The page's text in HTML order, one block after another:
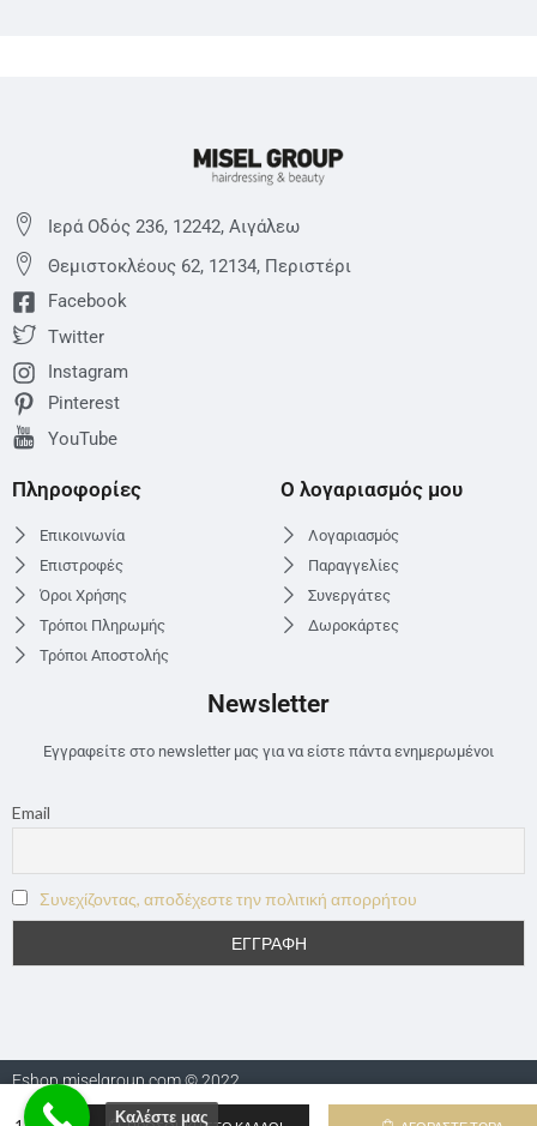
Ιερά Οδός 236, 12242, Αιγάλεω
Θεμιστoκλέους 62, 12134, Περιστέρι
Facebook
Twitter
Instagram
Pinterest
YouTube
Πληροφορίες
Επικοινωνία
Επιστροφές
Όροι Χρήσης
Τρόποι Πληρωμής
Τρόποι Αποστολής
Ο λογαριασμός μου
Λογαριασμός
Παραγγελίες
Συνεργάτες
Δωροκάρτες
Newsletter
Εγγραφείτε στο newsletter μας για να είστε πάντα ενημερωμένοι
Email
Συνεχίζοντας, αποδέχεστε την πολιτική απορρήτου
Eshop.miselgroup.com © 2022
Καλέστε μας